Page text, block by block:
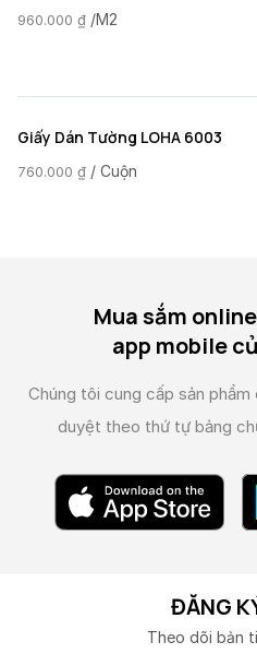
960.000 ₫ /M2
Giấy Dán Tường LOHA 6003
760.000 ₫ / Cuộn
Mua sắm
app mobile
Chúng tôi cung cấp sản
duyệt theo thứ tự bảng
ĐĂNG
Theo dõi bản